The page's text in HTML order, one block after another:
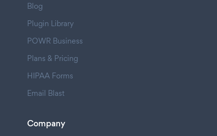
Blog
Plugin Library
POWR Business
Plans & Pricing
HIPAA Forms
Email Blast
Company